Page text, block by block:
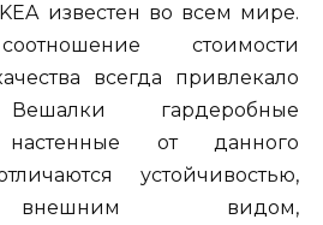
известен во всем мире.
стоимости
всегда привлекало
Вешалки гардеробные
от данного
устойчивостью,
видом,